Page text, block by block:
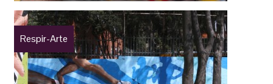
Respir-Arte